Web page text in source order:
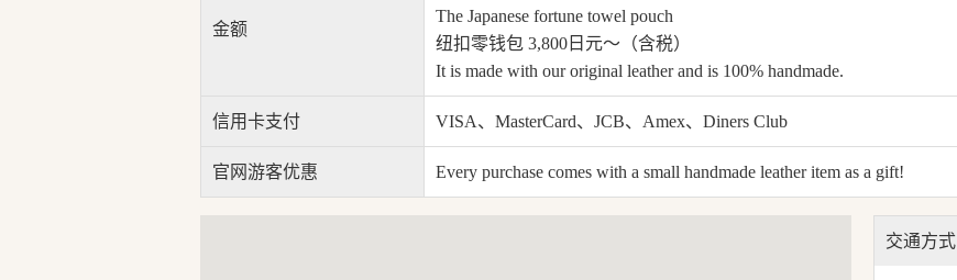
金额
The Japanese fortune towel pouch
纽扣零钱包 3,800日元～（含税）
It is made with our original leather and is 100% handmade.
信用卡支付 VISA、MasterCard、JCB、Amex、Diners Club
官网游客优惠 Every purchase comes with a small handmade leather item as a gift!
交通方式